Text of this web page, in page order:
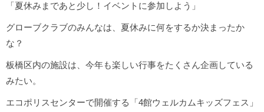
「夏休みまであと少し！イベントに参加しよう」
グローブクラブのみんなは、夏休みに何をするか決まったか
な？
板橋区内の施設は、今年も楽しい行事をたくさん企画している
みたい。
エコポリスセンターで開催する「4館ウェルカムキッズフェス」